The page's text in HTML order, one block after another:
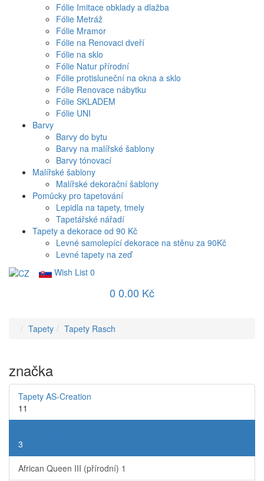
Fólie Imitace obklady a dlažba
Fólie Metráž
Fólie Mramor
Fólie na Renovaci dveří
Fólie na sklo
Fólie Natur přírodní
Fólie protisluneční na okna a sklo
Fólie Renovace nábytku
Fólie SKLADEM
Fólie UNI
Barvy
Barvy do bytu
Barvy na malířské šablony
Barvy tónovací
Malířské šablony
Malířské dekorační šablony
Pomůcky pro tapetování
Lepidla na tapety, tmely
Tapetářské nářadí
Tapety a dekorace od 90 Kč
Levné samolepící dekorace na stěnu za 90Kč
Levné tapety na zeď
Wish List 0
0 0.00 Kč
Tapety Tapety Rasch
značka
Tapety AS-Creation
11
3
African Queen III (přírodní) 1